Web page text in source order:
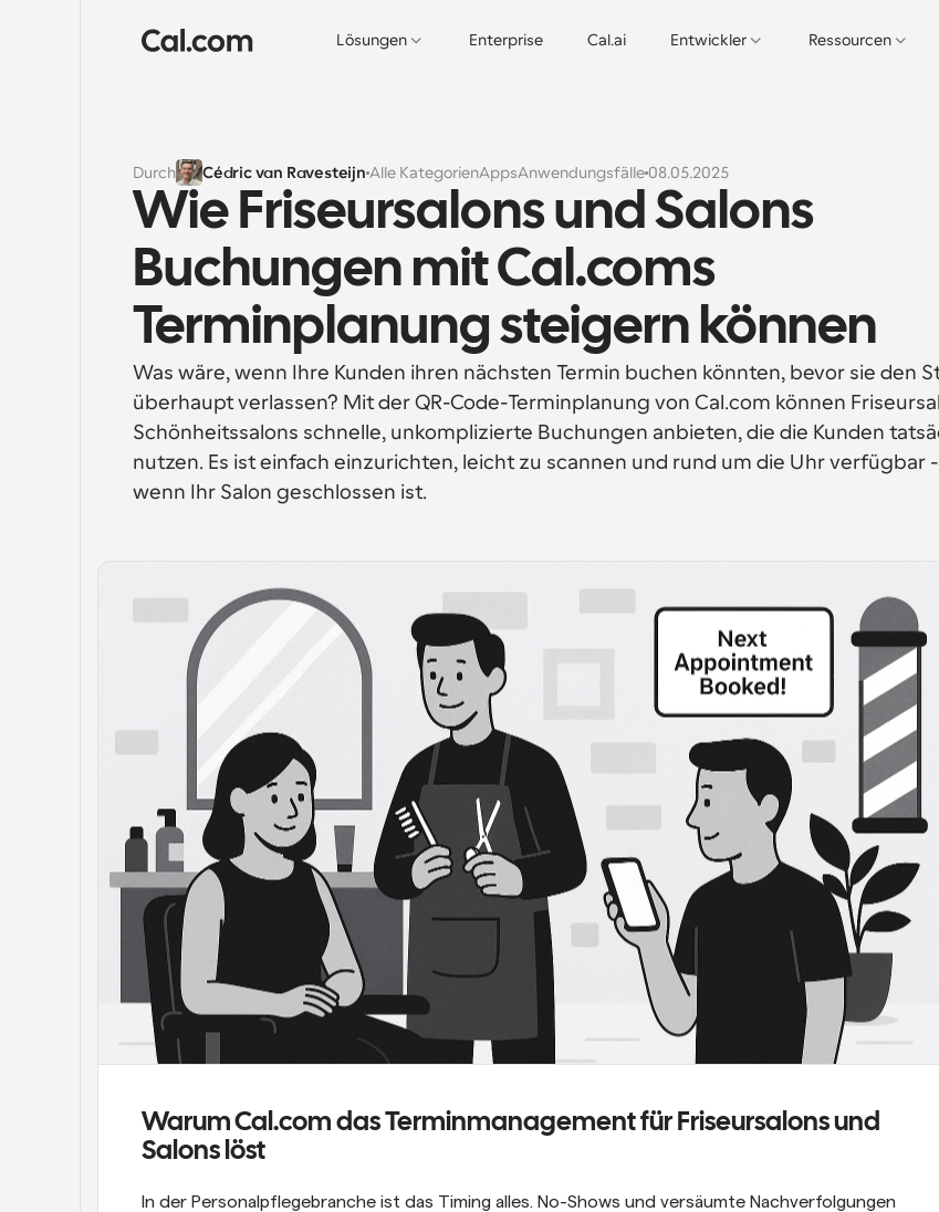
Lösungen Enterprise Cal.ai Entwickler Ressourcen
Durch Cédric van Ravesteijn Alle KategorienAppsAnwendungsfälle08.05.2025
Wie Friseursalons und Salons
Buchungen mit Cal.coms
Terminplanung steigern können
Was wäre, wenn Ihre Kunden ihren nächsten Termin buchen könnten, bevor sie den
überhaupt verlassen? Mit der QR-Code-Terminplanung von Cal.com können
Schönheitssalons schnelle, unkomplizierte Buchungen anbieten, die die Kunden
nutzen. Es ist einfach einzurichten, leicht zu scannen und rund um die Uhr verfügbar
wenn Ihr Salon geschlossen ist.
Warum Cal.com das Terminmanagement für Friseursalons und
Salons löst
In der Personalpflegebranche ist das Timing alles. No-Shows und versäumte Nachverfolgungen